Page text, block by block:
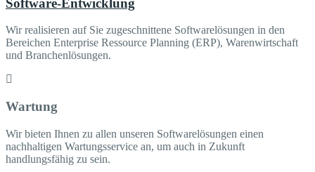
Wir realisieren auf Sie zugeschnittene Softwarelösungen in den
Bereichen Enterprise Ressource Planning (ERP), Warenwirtschaft
und Branchenlösungen.
Wartung
Wir bieten Ihnen zu allen unseren Softwarelösungen einen
nachhaltigen Wartungsservice an, um auch in Zukunft
handlungsfähig zu sein.